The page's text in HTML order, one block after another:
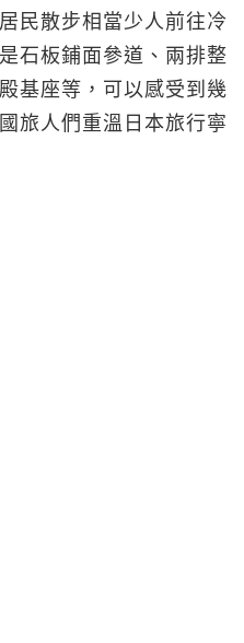
民散步相當少人前往冷
石板鋪面參道、兩排整
基座等，可以感受到幾
旅人們重溫日本旅行寧